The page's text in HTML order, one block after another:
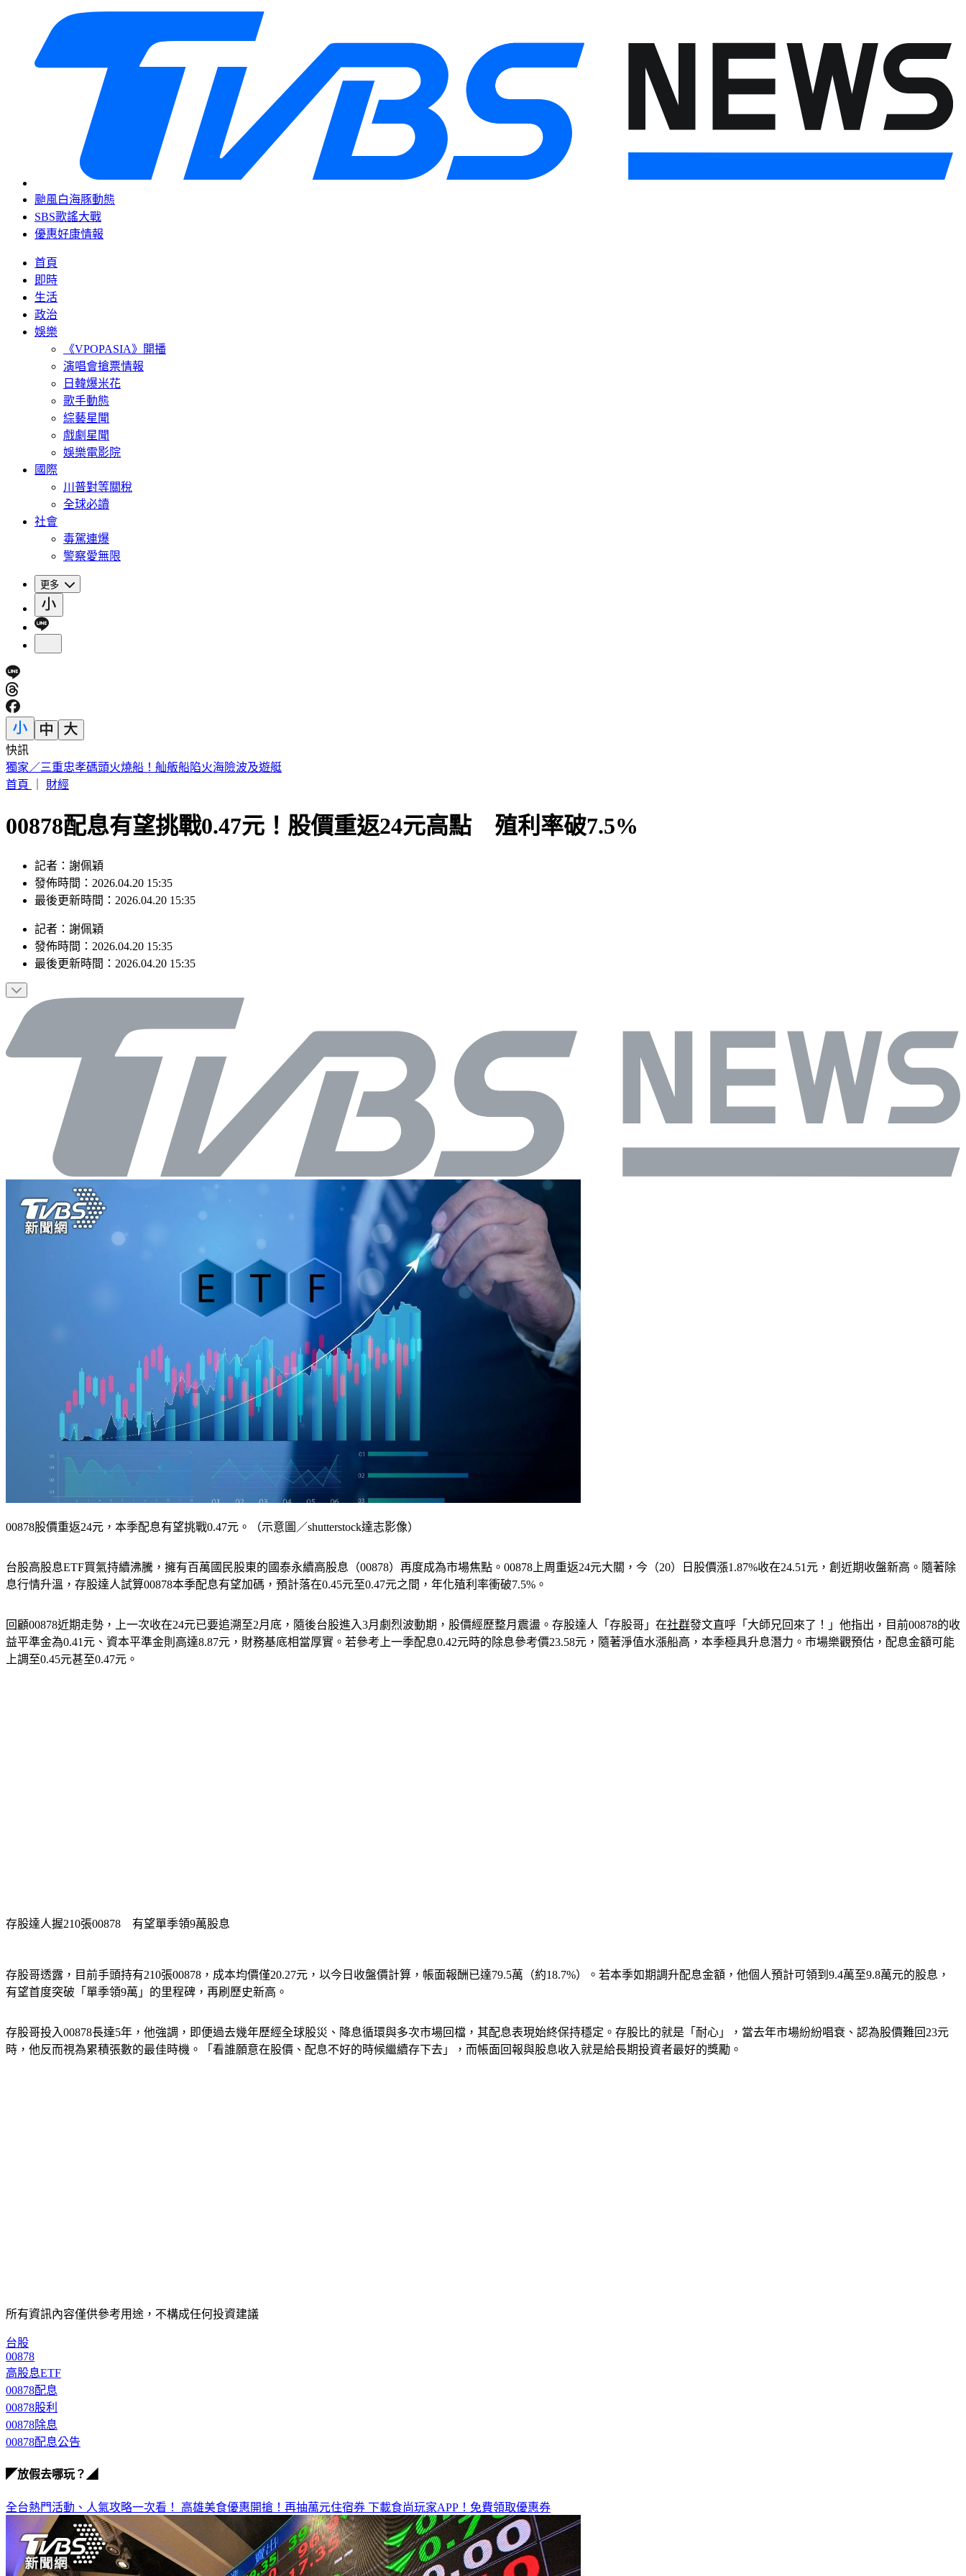
颱風白海豚動態
SBS歌謠大戰
優惠好康情報
首頁
即時
生活
政治
娛樂
《VPOPASIA》開播
演唱會搶票情報
日韓爆米花
歌手動態
綜藝星聞
戲劇星聞
娛樂電影院
國際
川普對等關稅
全球必讀
社會
毒駕連爆
警察愛無限
更多
快訊
獨家／三重忠孝碼頭火燒船！舢舨船陷火海險波及遊艇
首頁
財經
00878配息有望挑戰0.47元！股價重返24元高點 殖利率破7.5%
記者：謝佩穎
發佈時間：2026.04.20 15:35
最後更新時間：2026.04.20 15:35
記者 ： 謝佩穎
發佈時間： 2026.04.20 15:35
最後更新時間： 2026.04.20 15:35
00878股價重返24元，本季配息有望挑戰0.47元。（示意圖／shutterstock達志影像）
台股高股息ETF買氣持續沸騰，擁有百萬國民股東的國泰永續高股息（00878）再度成為市場焦點。00878上周重返24元大關，今（20）日股價漲1.87%收在24.51元，創近期收盤新高。隨著除
息行情升溫，存股達人試算00878本季配息有望加碼，預計落在0.45元至0.47元之間，年化殖利率衝破7.5%。
回顧00878近期走勢，上一次收在24元已要追溯至2月底，隨後台股進入3月劇烈波動期，股價經歷整月震盪。存股達人「存股哥」在社群發文直呼「大師兄回來了！」他指出，目前00878的收
益平準金為0.41元、資本平準金則高達8.87元，財務基底相當厚實。若參考上一季配息0.42元時的除息參考價23.58元，隨著淨值水漲船高，本季極具升息潛力。市場樂觀預估，配息金額可能
上調至0.45元甚至0.47元。
存股達人握210張00878　有望單季領9萬股息
存股哥透露，目前手頭持有210張00878，成本均價僅20.27元，以今日收盤價計算，帳面報酬已達79.5萬（約18.7%）。若本季如期調升配息金額，他個人預計可領到9.4萬至9.8萬元的股息，
有望首度突破「單季領9萬」的里程碑，再刷歷史新高。
存股哥投入00878長達5年，他強調，即便過去幾年歷經全球股災、降息循環與多次市場回檔，其配息表現始終保持穩定。存股比的就是「耐心」，當去年市場紛紛唱衰、認為股價難回23元
時，他反而視為累積張數的最佳時機。「看誰願意在股價、配息不好的時候繼續存下去」，而帳面回報與股息收入就是給長期投資者最好的獎勵。
所有資訊內容僅供參考用途，不構成任何投資建議
台股
00878
高股息ETF
00878配息
00878股利
00878除息
00878配息公告
◤放假去哪玩？◢
全台熱門活動、人氣攻略一次看！ 高雄美食優惠開搶！再抽萬元住宿券 下載食尚玩家APP！免費領取優惠券